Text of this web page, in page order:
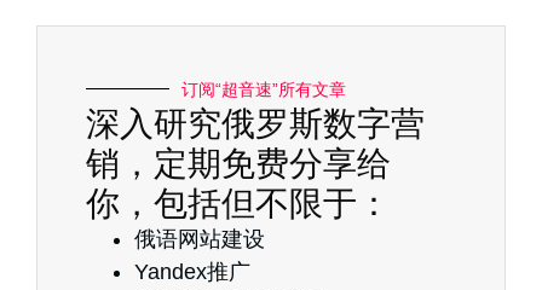
订阅“超音速”所有文章
深入研究俄罗斯数字营
销，定期免费分享给
你，包括但不限于：
俄语网站建设
Yandex推广